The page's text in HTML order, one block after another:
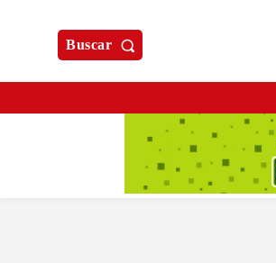
Buscar